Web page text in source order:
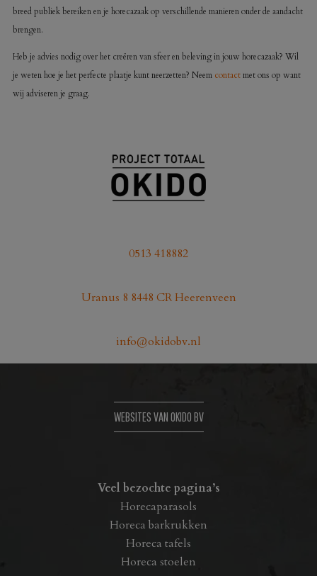
breed publiek bereiken en je horecazaak op verschillende manieren onder de aandacht
brengen.
Heb je advies nodig over het creëren van sfeer en beleving in jouw horecazaak? Wil
je weten hoe je het perfecte plaatje kunt neerzetten? Neem contactmet ons op want
wij adviseren je graag.
0513 418882
Uranus 8 8448 CR Heerenveen
info@okidobv.nl
WEBSITES VAN OKIDO BV
Veel bezochte pagina’s
Horecaparasols
Horeca barkrukken
Horeca tafels
Horeca stoelen